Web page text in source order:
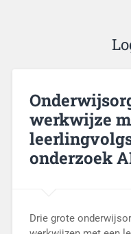
werkwijze
onderzoek
Drie grote